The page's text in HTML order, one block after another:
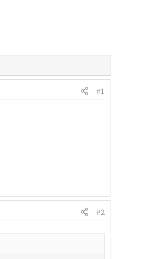
#1
#2